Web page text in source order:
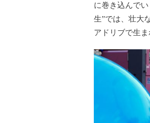
に巻き込んで
生”では、壮大
アドリブで生ま